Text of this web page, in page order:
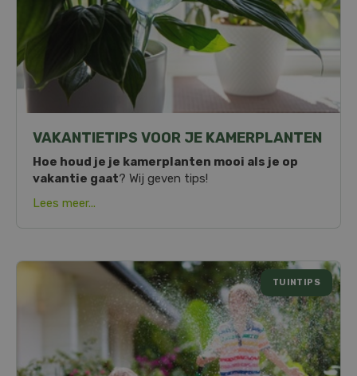
VAKANTIETIPS VOOR JE KAMERPLANTEN
Hoe houd je je kamerplanten mooi als je op
vakantie gaat? Wij geven tips!
Lees meer...
TUINTIPS